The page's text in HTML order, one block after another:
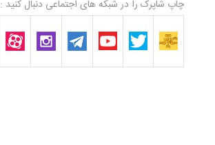
چاپ شاپرک را در شبکه های اجتماعی دنبال کنید :